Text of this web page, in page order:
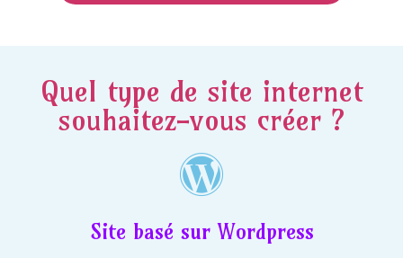
Quel type de site internet
souhaitez-vous créer ?
Site basé sur Wordpress